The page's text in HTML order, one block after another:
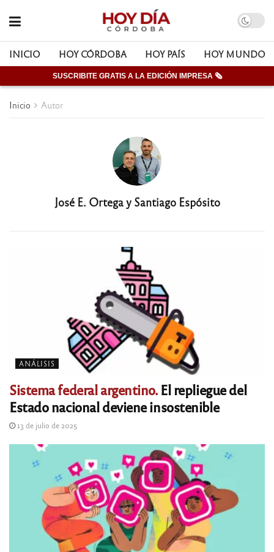
INICIO HOY CÓRDOBA HOY PAÍS HOY MUNDO
SUSCRIBITE GRATIS A LA EDICIÓN IMPRESA 🗞
Inicio Autor
José E. Ortega y Santiago Espósito
ANÁLISIS
Sistema federal argentino.El repliegue del
Estado nacional deviene insostenible
13 de julio de 2025